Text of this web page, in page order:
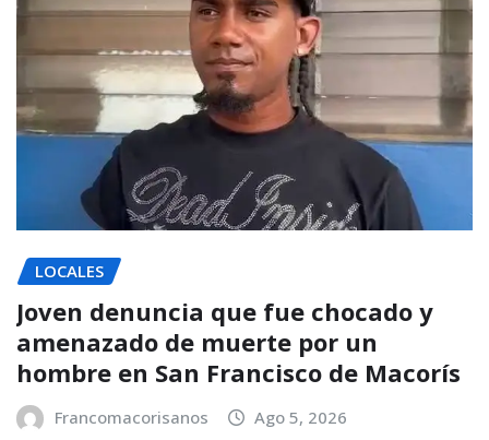
LOCALES
Joven denuncia que fue chocado y
amenazado de muerte por un
hombre en San Francisco de Macorís
Francomacorisanos Ago 5, 2026